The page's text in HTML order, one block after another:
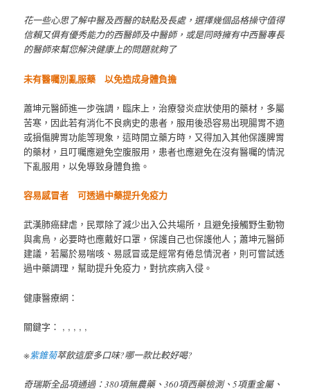
花一些心思了解中醫及西醫的缺點及長處，選擇幾個品格操守值得
信賴又俱有優秀能力的西醫師及中醫師，或是同時擁有中西醫專長
的醫師來幫您解決健康上的問題就夠了
未有醫囑別亂服藥 以免造成身體負擔
蕭坤元醫師進一步強調，臨床上，治療發炎症狀使用的藥材，多屬
苦寒，因此若有消化不良病史的患者，服用後恐容易出現腸胃不適
或損傷脾胃功能等現象，這時開立藥方時，又得加入其他保護脾胃
的藥材，且叮囑應避免空腹服用，患者也應避免在沒有醫囑的情況
下亂服用，以免導致身體負擔。
容易感冒者 可透過中藥提升免疫力
武漢肺癌肆虐，民眾除了減少出入公共場所，且避免接觸野生動物
與禽鳥，必要時也應戴好口罩，保護自己也保護他人；蕭坤元醫師
建議，若屬於易喘咳、易感冒或是經常有倦怠情況者，則可嘗試透
過中藥調理，幫助提升免疫力，對抗疾病入侵。
健康醫療網：
關鍵字： , , , , ,
※紫錐菊萃飲這麼多口味?哪一款比較好喝?
奇瑞斯全品項通過：380項無農藥、360項西藥檢測、5項重金屬、